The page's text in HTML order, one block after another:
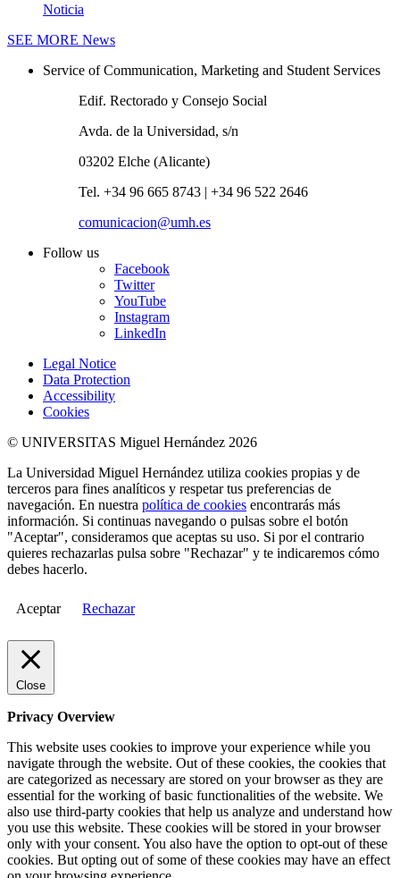
Noticia
SEE MORE News
Service of Communication, Marketing and Student Services
Edif. Rectorado y Consejo Social
Avda. de la Universidad, s/n
03202 Elche (Alicante)
Tel. +34 96 665 8743 | +34 96 522 2646
comunicacion@umh.es
Follow us
Facebook
Twitter
YouTube
Instagram
LinkedIn
Legal Notice
Data Protection
Accessibility
Cookies
© UNIVERSITAS Miguel Hernández 2026
La Universidad Miguel Hernández utiliza cookies propias y de
terceros para fines analíticos y respetar tus preferencias de
navegación. En nuestra política de cookies encontrarás más
información. Si continuas navegando o pulsas sobre el botón
"Aceptar", consideramos que aceptas su uso. Si por el contrario
quieres rechazarlas pulsa sobre "Rechazar" y te indicaremos cómo
debes hacerlo.
Aceptar Rechazar
Close
Privacy Overview
This website uses cookies to improve your experience while you
navigate through the website. Out of these cookies, the cookies that
are categorized as necessary are stored on your browser as they are
essential for the working of basic functionalities of the website. We
also use third-party cookies that help us analyze and understand how
you use this website. These cookies will be stored in your browser
only with your consent. You also have the option to opt-out of these
cookies. But opting out of some of these cookies may have an effect